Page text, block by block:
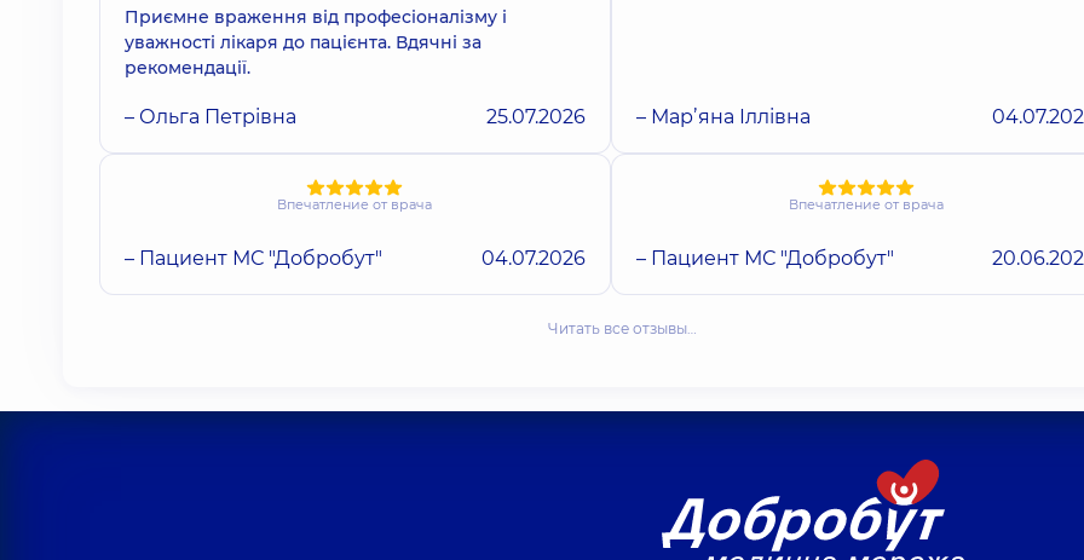
Приємне враження від професіоналізму і
уважності лікаря до пацієнта. Вдячні за
рекомендації.
– Ольга Петрівна 25.07.2026 – Марʼяна Іллівна
Впечатление от врача
– Пациент МС "Добробут" 04.07.2026
Впечатление от врача
– Пациент МС "Добробут"
Читать все отзывы…